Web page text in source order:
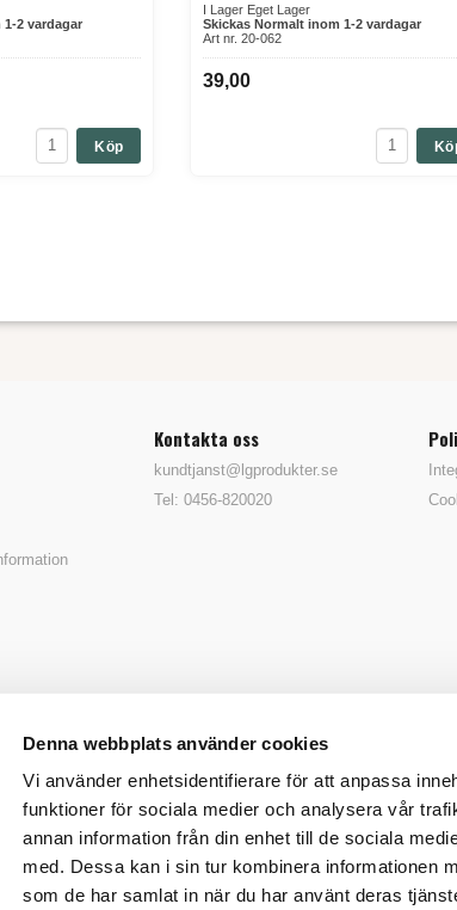
Denna webbplats använder cookies
Vi använder enhetsidentifierare för att anpassa
funktioner för sociala medier och analysera vår
annan information från din enhet till de sociala
med. Dessa kan i sin tur kombinera informationen
som de har samlat in när du har använt deras
2 vardagar
Köp
I Lager Eget Lager
Skickas Normalt inom 1-2 vardagar
Art nr. 20-062
39,00
Kontakta oss
kundtjanst@lgprodukter.se
Tel: 0456-820020